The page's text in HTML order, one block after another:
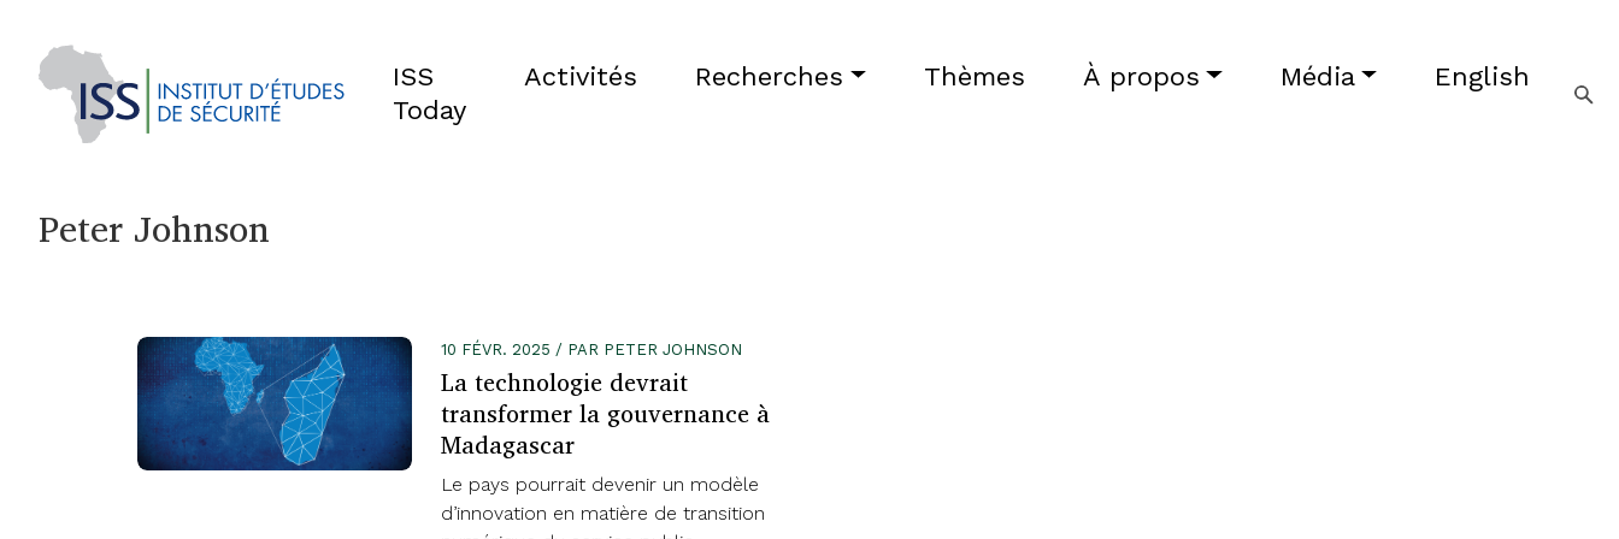
ISS
Today
Activités Recherches Thèmes À propos Média English
Peter Johnson
10 FÉVR. 2025 / PAR PETER JOHNSON
La technologie devrait
transformer la gouvernance à
Madagascar
Le pays pourrait devenir un modèle
d’innovation en matière de transition